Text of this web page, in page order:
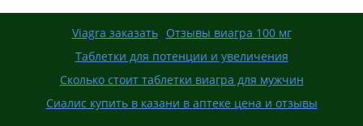
Viagra заказать Отзывы виагра 100 мг
Таблетки для потенции и увеличения
Сколько стоит таблетки виагра для мужчин
Сиалис купить в казани в аптеке цена и отзывы